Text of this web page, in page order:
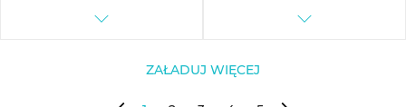
ZAŁADUJ WIĘCEJ